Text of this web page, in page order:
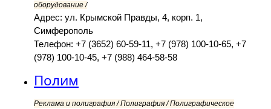
оборудование /
Адрес: ул. Крымской Правды, 4, корп. 1,
Симферополь
Телефон: +7 (3652) 60-59-11, +7 (978) 100-10-65, +7
(978) 100-10-45, +7 (988) 464-58-58
Полим
Реклама и полиграфия / Полиграфия / Полиграфическое